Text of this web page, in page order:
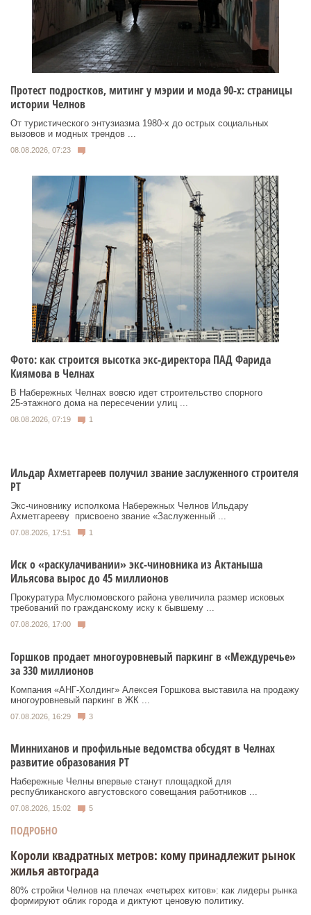
Протест подростков, митинг у мэрии и мода 90-х: страницы
истории Челнов
От туристического энтузиазма 1980‑х до острых социальных
вызовов и модных трендов ...
08.08.2026, 07:23
Фото: как строится высотка экс-директора ПАД Фарида
Киямова в Челнах
В Набережных Челнах вовсю идет строительство спорного
25‑этажного дома на пересечении улиц ...
08.08.2026, 07:19 1
Ильдар Ахметгареев получил звание заслуженного строителя
РТ
Экс‑чиновнику исполкома Набережных Челнов Ильдару
Ахметгарееву присвоено звание «Заслуженный ...
07.08.2026, 17:51 1
Иск о «раскулачивании» экс-чиновника из Актаныша
Ильясова вырос до 45 миллионов
Прокуратура Муслюмовского района увеличила размер исковых
требований по гражданскому иску к бывшему ...
07.08.2026, 17:00
Горшков продает многоуровневый паркинг в «Междуречье»
за 330 миллионов
Компания «АНГ-Холдинг» Алексея Горшкова выставила на продажу
многоуровневый паркинг в ЖК ...
07.08.2026, 16:29 3
Минниханов и профильные ведомства обсудят в Челнах
развитие образования РТ
Набережные Челны впервые станут площадкой для
республиканского августовского совещания работников ...
07.08.2026, 15:02 5
ПОДРОБНО
Короли квадратных метров: кому принадлежит рынок
жилья автограда
80% стройки Челнов на плечах «четырех китов»: как лидеры рынка
формируют облик города и диктуют ценовую политику.